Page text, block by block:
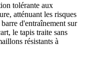
tolérante aux
atténuant les risques
d'entraînement sur
le tapis traite sans
résistants à